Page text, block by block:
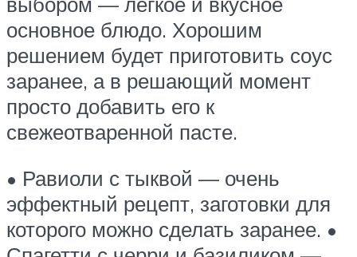
основное блюдо. Хорошим
решением будет приготовить соус
заранее, а в решающий момент
просто добавить его к
свежеотваренной пасте.
• Равиоли с тыквой — очень
эффектный рецепт, заготовки для
которого можно сделать заранее. •